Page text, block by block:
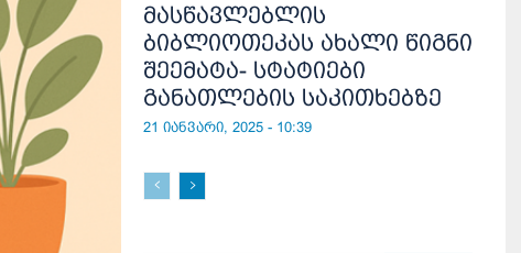
მასწავლებლის
ბიბლიოთეკას ახალი წიგნი
შეემატა- სტატიები
განათლების საკითხებზე
21 იანვარი, 2025 - 10:39